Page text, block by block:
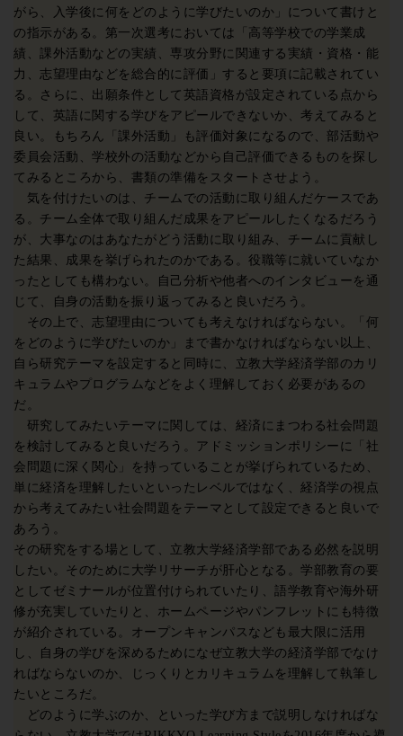
がら、入学後に何をどのように学びたいのか」について書けと
の指示がある。第一次選考においては「高等学校での学業成
績、課外活動などの実績、専攻分野に関連する実績・資格・能
力、志望理由などを総合的に評価」すると要項に記載されてい
る。さらに、出願条件として英語資格が設定されている点から
して、英語に関する学びをアピールできないか、考えてみると
良い。もちろん「課外活動」も評価対象になるので、部活動や
委員会活動、学校外の活動などから自己評価できるものを探し
てみるところから、書類の準備をスタートさせよう。
気を付けたいのは、チームでの活動に取り組んだケースであ
る。チーム全体で取り組んだ成果をアピールしたくなるだろう
が、大事なのはあなたがどう活動に取り組み、チームに貢献し
た結果、成果を挙げられたのかである。役職等に就いていなか
ったとしても構わない。自己分析や他者へのインタビューを通
じて、自身の活動を振り返ってみると良いだろう。
その上で、志望理由についても考えなければならない。「何
をどのように学びたいのか」まで書かなければならない以上、
自ら研究テーマを設定すると同時に、立教大学経済学部のカリ
キュラムやプログラムなどをよく理解しておく必要があるの
だ。
研究してみたいテーマに関しては、経済にまつわる社会問題
を検討してみると良いだろう。アドミッションポリシーに「社
会問題に深く関心」を持っていることが挙げられているため、
単に経済を理解したいといったレベルではなく、経済学の視点
から考えてみたい社会問題をテーマとして設定できると良いで
あろう。
その研究をする場として、立教大学経済学部である必然を説明
したい。そのために大学リサーチが肝心となる。学部教育の要
としてゼミナールが位置付けられていたり、語学教育や海外研
修が充実していたりと、ホームページやパンフレットにも特徴
が紹介されている。オープンキャンパスなども最大限に活用
し、自身の学びを深めるためになぜ立教大学の経済学部でなけ
ればならないのか、じっくりとカリキュラムを理解して執筆し
たいところだ。
どのように学ぶのか、といった学び方まで説明しなければな